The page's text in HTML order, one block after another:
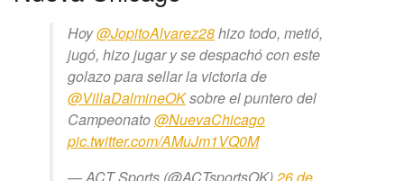
Hoy@JopitoAlvarez28hizo todo, metió,
jugó, hizo jugar y se despachó con este
golazo para sellar la victoria de
@VillaDalmineOKsobre el puntero del
Campeonato@NuevaChicago
pic.twitter.com/AMuJm1VQ0M